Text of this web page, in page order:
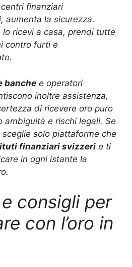
finanziari
aumenta la sicurezza.
ricevi a casa, prendi tutte
contro furti e
banche e operatori
inoltre assistenza,
di ricevere oro puro
e rischi legali. Se
solo piattaforme che
finanziari svizzeri e ti
in ogni istante la
consigli per
con l’oro in